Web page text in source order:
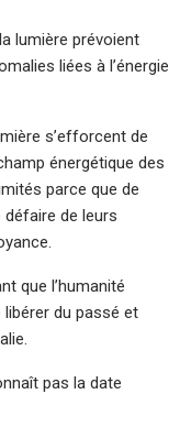
lumière prévoient
liées à l’énergie
s’efforcent de
énergétique des
parce que de
de leurs
que l’humanité
du passé et
pas la date